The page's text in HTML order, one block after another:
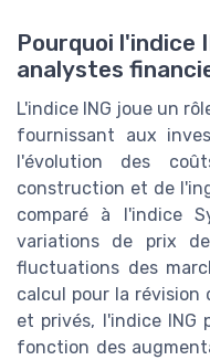
Pourquoi l'indice
analystes
L'indice ING joue un
fournissant aux
l'évolution des
construction et de
comparé à l'indice
variations de prix
fluctuations des
calcul pour la révision
et privés, l'indice ING
fonction des